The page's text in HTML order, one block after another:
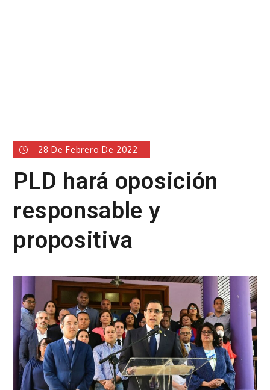
28 De Febrero De 2022
PLD hará oposición
responsable y
propositiva